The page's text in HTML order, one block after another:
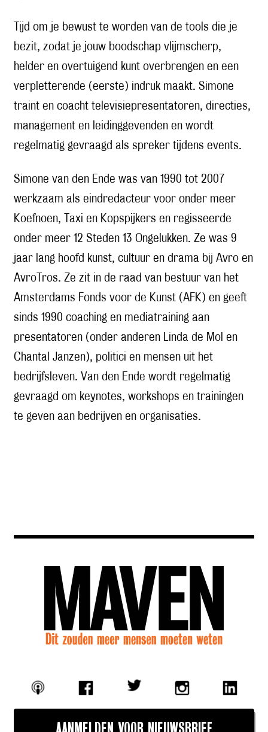
Tijd om je bewust te worden van de tools die je
bezit, zodat je jouw boodschap vlijmscherp,
helder en overtuigend kunt overbrengen en een
verpletterende (eerste) indruk maakt. Simone
traint en coacht televisiepresentatoren, directies,
management en leidinggevenden en wordt
regelmatig gevraagd als spreker tijdens events.
Simone van den Ende was van 1990 tot 2007
werkzaam als eindredacteur voor onder meer
Koefnoen, Taxi en Kopspijkers en regisseerde
onder meer 12 Steden 13 Ongelukken. Ze was 9
jaar lang hoofd kunst, cultuur en drama bij Avro en
AvroTros. Ze zit in de raad van bestuur van het
Amsterdams Fonds voor de Kunst (AFK) en geeft
sinds 1990 coaching en mediatraining aan
presentatoren (onder anderen Linda de Mol en
Chantal Janzen), politici en mensen uit het
bedrijfsleven. Van den Ende wordt regelmatig
gevraagd om keynotes, workshops en trainingen
te geven aan bedrijven en organisaties.